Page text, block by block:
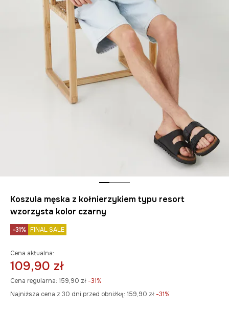
Koszula męska z kołnierzykiem typu resort
wzorzysta kolor czarny
-31% FINAL SALE
Cena aktualna:
109,90 zł
Cena regularna: 159,90 zł -31%
Najniższa cena z 30 dni przed obniżką: 159,90 zł -31%